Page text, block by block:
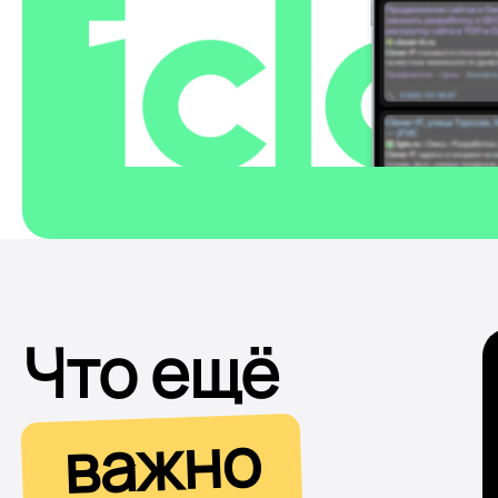
Что ещё
важно